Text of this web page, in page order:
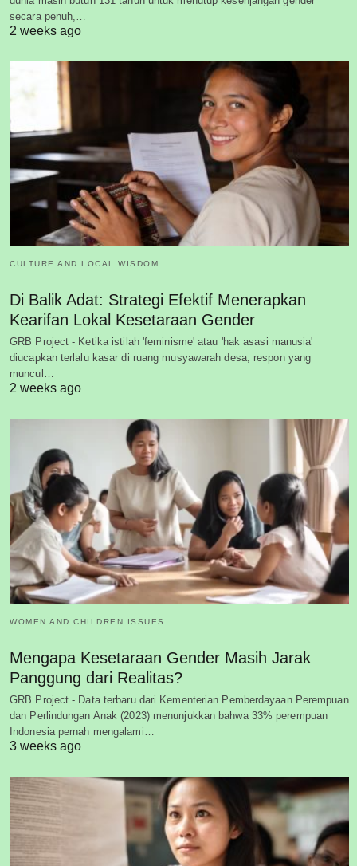
secara penuh,…
2 weeks ago
CULTURE AND LOCAL WISDOM
Di Balik Adat: Strategi Efektif Menerapkan
Kearifan Lokal Kesetaraan Gender
GRB Project - Ketika istilah 'feminisme' atau 'hak asasi manusia'
diucapkan terlalu kasar di ruang musyawarah desa, respon yang
muncul…
2 weeks ago
WOMEN AND CHILDREN ISSUES
Mengapa Kesetaraan Gender Masih Jarak
Panggung dari Realitas?
GRB Project - Data terbaru dari Kementerian Pemberdayaan Perempuan
dan Perlindungan Anak (2023) menunjukkan bahwa 33% perempuan
Indonesia pernah mengalami…
3 weeks ago